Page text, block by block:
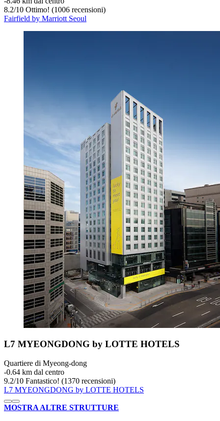
8.2/10 Ottimo! (1006 recensioni)
Fairfield by Marriott Seoul
L7 MYEONGDONG by LOTTE HOTELS
Quartiere di Myeong-dong
‐0.64 km dal centro
9.2/10 Fantastico! (1370 recensioni)
L7 MYEONGDONG by LOTTE HOTELS
MOSTRA ALTRE STRUTTURE